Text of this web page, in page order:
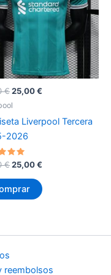
€El
precio
original
era:
90,00 €.
25,00€
es:
Liverpool Tercera
2026
€El
original
era:
25,00€
actual
es:
reembolsos